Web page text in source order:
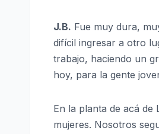
J.B. Fue muy dura,
difícil ingresar a otro
trabajo, haciendo un
hoy, para la gente
En la planta de acá
mujeres. Nosotros